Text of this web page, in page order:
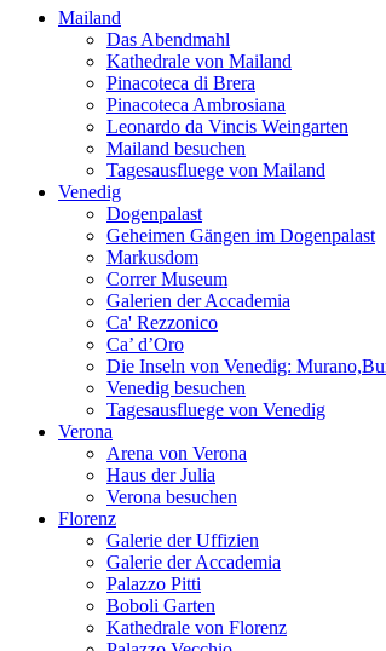
Mailand
Das Abendmahl
Kathedrale von Mailand
Pinacoteca di Brera
Pinacoteca Ambrosiana
Leonardo da Vincis Weingarten
Mailand besuchen
Tagesausfluege von Mailand
Venedig
Dogenpalast
Geheimen Gängen im Dogenpalast
Markusdom
Correr Museum
Galerien der Accademia
Ca' Rezzonico
Ca’ d’Oro
Die Inseln von Venedig:
Venedig besuchen
Tagesausfluege von Venedig
Verona
Arena von Verona
Haus der Julia
Verona besuchen
Florenz
Galerie der Uffizien
Galerie der Accademia
Palazzo Pitti
Boboli Garten
Kathedrale von Florenz